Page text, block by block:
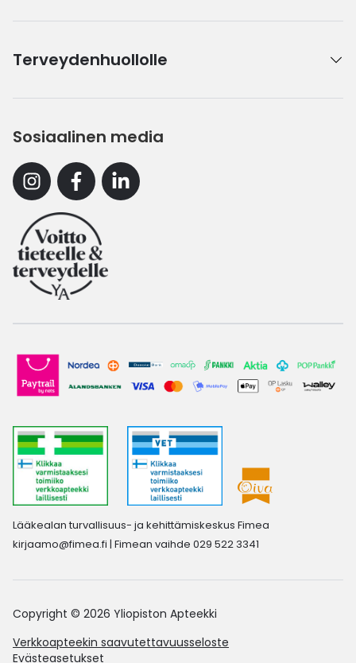
Terveydenhuollolle
Sosiaalinen media
InstagramFacebookLinkedin
Lääkealan turvallisuus- ja kehittämiskeskus Fimea
kirjaamo@fimea.fi | Fimean vaihde 029 522 3341
Copyright © 2026 Yliopiston Apteekki
Verkkoapteekin saavutettavuusseloste
Evästeasetukset